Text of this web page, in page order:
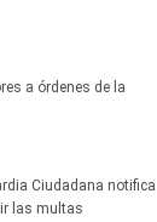
a órdenes de la
Ciudadana notifica
las multas